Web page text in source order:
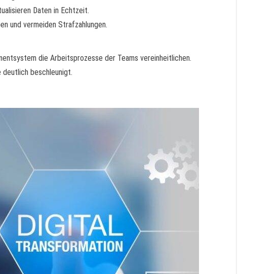
Daten in Echtzeit.
und vermeiden Strafzahlungen.
die Arbeitsprozesse der Teams vereinheitlichen.
deutlich beschleunigt.